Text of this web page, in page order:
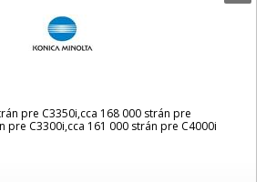
pre C3350i,cca 168 000 strán pre
pre C3300i,cca 161 000 strán pre C4000i